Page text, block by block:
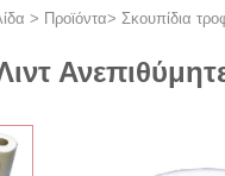
> Προϊόντα> Σκουπίδια